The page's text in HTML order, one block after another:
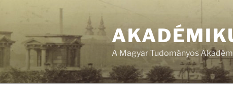
A Magyar Tudományos